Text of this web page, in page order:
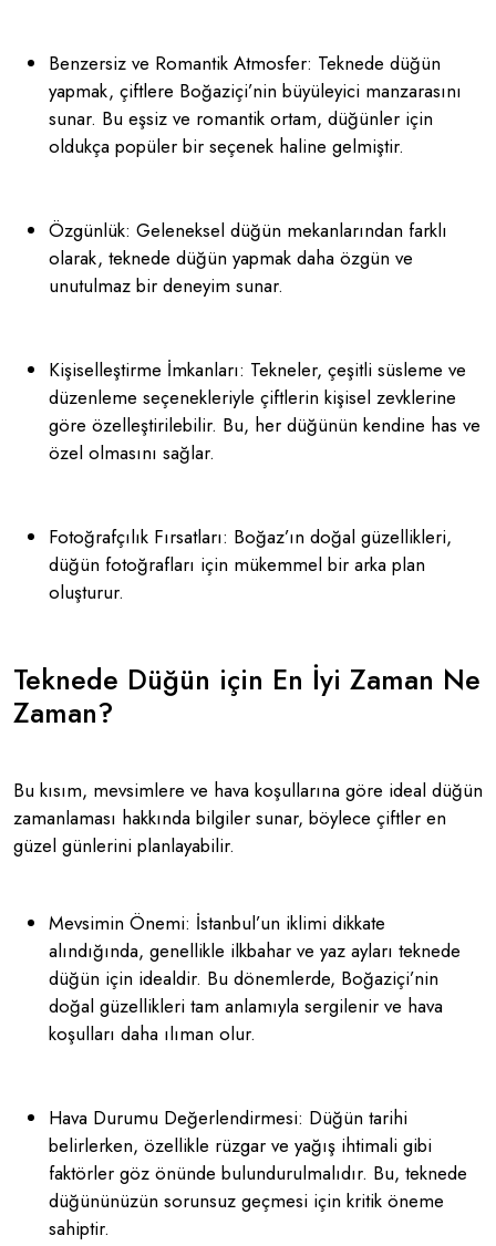
Benzersiz ve Romantik Atmosfer: Teknede düğün
yapmak, çiftlere Boğaziçi’nin büyüleyici manzarasını
sunar. Bu eşsiz ve romantik ortam, düğünler için
oldukça popüler bir seçenek haline gelmiştir.
Özgünlük: Geleneksel düğün mekanlarından farklı
olarak, teknede düğün yapmak daha özgün ve
unutulmaz bir deneyim sunar.
Kişiselleştirme İmkanları: Tekneler, çeşitli süsleme ve
düzenleme seçenekleriyle çiftlerin kişisel zevklerine
göre özelleştirilebilir. Bu, her düğünün kendine has ve
özel olmasını sağlar.
Fotoğrafçılık Fırsatları: Boğaz’ın doğal güzellikleri,
düğün fotoğrafları için mükemmel bir arka plan
oluşturur.
Teknede Düğün için En İyi Zaman Ne
Zaman?
Bu kısım, mevsimlere ve hava koşullarına göre ideal düğün
zamanlaması hakkında bilgiler sunar, böylece çiftler en
güzel günlerini planlayabilir.
Mevsimin Önemi: İstanbul’un iklimi dikkate
alındığında, genellikle ilkbahar ve yaz ayları teknede
düğün için idealdir. Bu dönemlerde, Boğaziçi’nin
doğal güzellikleri tam anlamıyla sergilenir ve hava
koşulları daha ılıman olur.
Hava Durumu Değerlendirmesi: Düğün tarihi
belirlerken, özellikle rüzgar ve yağış ihtimali gibi
faktörler göz önünde bulundurulmalıdır. Bu, teknede
düğününüzün sorunsuz geçmesi için kritik öneme
sahiptir.